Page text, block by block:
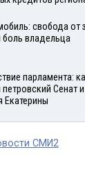
свобода от
боль владельца
парламента:
петровский Сенат
Екатерины
СМИ2